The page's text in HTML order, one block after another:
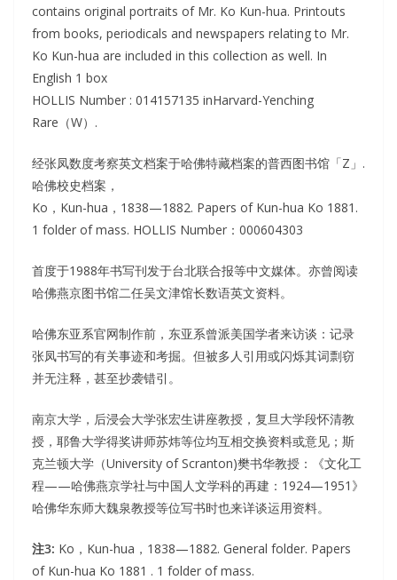
contains original portraits of Mr. Ko Kun-hua. Printouts
from books, periodicals and newspapers relating to Mr.
Ko Kun-hua are included in this collection as well. In
English 1 box
HOLLIS Number : 014157135 inHarvard-Yenching
Rare（W）.
经张凤数度考察英文档案于哈佛特藏档案的普西图书馆「Z」.
哈佛校史档案，
Ko，Kun-hua，1838—1882. Papers of Kun-hua Ko 1881.
1 folder of mass. HOLLIS Number：000604303
首度于1988年书写刊发于台北联合报等中文媒体。亦曾阅读
哈佛燕京图书馆二任吴文津馆长数语英文资料。
哈佛东亚系官网制作前，东亚系曾派美国学者来访谈：记录
张凤书写的有关事迹和考掘。但被多人引用或闪烁其词剽窃
并无注释，甚至抄袭错引。
南京大学，后浸会大学张宏生讲座教授，复旦大学段怀清教
授，耶鲁大学得奖讲师苏炜等位均互相交换资料或意见；斯
克兰顿大学（University of Scranton)樊书华教授：《文化工
程——哈佛燕京学社与中国人文学科的再建：1924—1951》
哈佛华东师大魏泉教授等位写书时也来详谈运用资料。
注3: Ko，Kun-hua，1838—1882. General folder. Papers
of Kun-hua Ko 1881 . 1 folder of mass.